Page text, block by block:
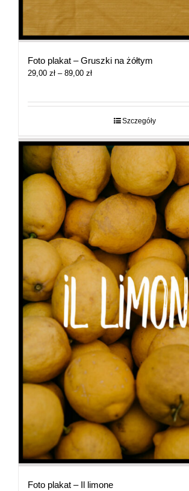
Foto plakat – Gruszki na żółtym
29,00 zł – 89,00 złZakres
29,00 zł
Szczegóły
Foto plakat – Il limone